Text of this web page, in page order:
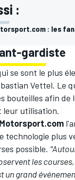
:
: les
gardiste
se sont le plus
Vettel. Le
bouteilles afin de
leur utilisation.
Motorsport.com
technologie plus
possible.
les
un grand